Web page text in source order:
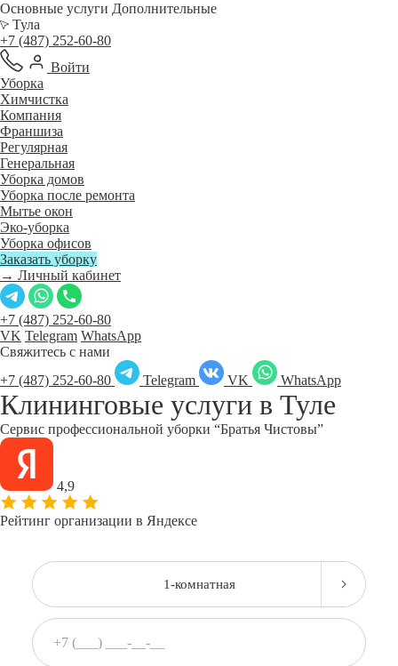
Основные услуги Дополнительные
Тула
+7 (487) 252-60-80
Войти
Уборка
Химчистка
Компания
Франшиза
Регулярная
Генеральная
Уборка домов
Уборка после ремонта
Мытье окон
Эко-уборка
Уборка офисов
Заказать уборку
→ Личный кабинет
+7 (487) 252-60-80
VK Telegram WhatsApp
Свяжитесь с нами
+7 (487) 252-60-80
Telegram VK WhatsApp
Клининговые услуги в Туле
Сервис профессиональной уборки “Братья Чистовы”
4,9
Рейтинг организации в Яндексе
1-комнатная